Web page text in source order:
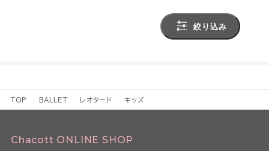
絞り込み
TOP BALLET レオタード キッズ
Chacott ONLINE SHOP